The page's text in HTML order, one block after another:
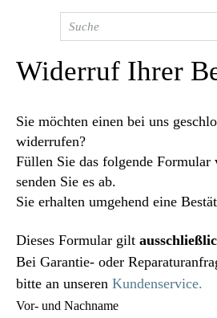
Widerruf Ihrer
Sie möchten einen bei uns
widerrufen?
Füllen Sie das folgende Formular
senden Sie es ab.
Sie erhalten umgehend eine
Dieses Formular gilt
Bei Garantie- oder
bitte an unseren Kundenservice.
Vor- und Nachname